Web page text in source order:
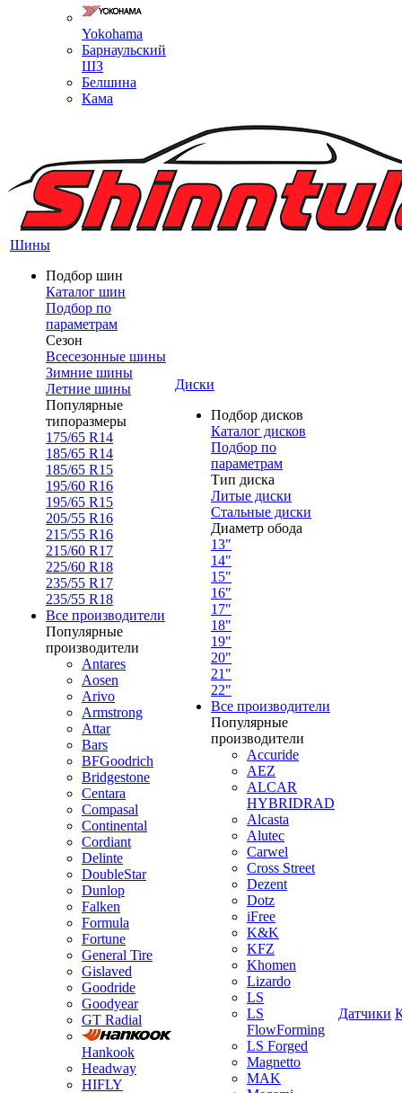
Yokohama
Барнаульский
ШЗ
Белшина
Кама
Шины
Подбор шин
Каталог шин
Подбор по
параметрам
Сезон
Всесезонные шины
Зимние шины
Летние шины
Популярные
типоразмеры
175/65 R14
185/65 R14
185/65 R15
195/60 R16
195/65 R15
205/55 R16
215/55 R16
215/60 R17
225/60 R18
235/55 R17
235/55 R18
Все производители
Популярные
производители
Antares
Aosen
Arivo
Armstrong
Attar
Bars
BFGoodrich
Bridgestone
Centara
Compasal
Continental
Cordiant
Delinte
DoubleStar
Dunlop
Falken
Formula
Fortune
General Tire
Gislaved
Goodride
Goodyear
GT Radial
Hankook
Headway
HIFLY
Диски
Подбор дисков
Каталог дисков
Подбор по
параметрам
Тип диска
Литые диски
Стальные диски
Диаметр обода
13"
14"
15"
16"
17"
18"
19"
20"
21"
22"
Все производители
Популярные
производители
Accuride
AEZ
ALCAR
HYBRIDRAD
Alcasta
Alutec
Carwel
Cross Street
Dezent
Dotz
iFree
K&K
KFZ
Khomen
Lizardo
LS
LS
FlowForming
LS Forged
Magnetto
MAK
Датчики